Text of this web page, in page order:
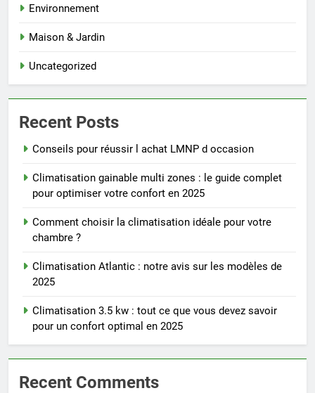
Environnement
Maison & Jardin
Uncategorized
Recent Posts
Conseils pour réussir l achat LMNP d occasion
Climatisation gainable multi zones : le guide complet
pour optimiser votre confort en 2025
Comment choisir la climatisation idéale pour votre
chambre ?
Climatisation Atlantic : notre avis sur les modèles de
2025
Climatisation 3.5 kw : tout ce que vous devez savoir
pour un confort optimal en 2025
Recent Comments